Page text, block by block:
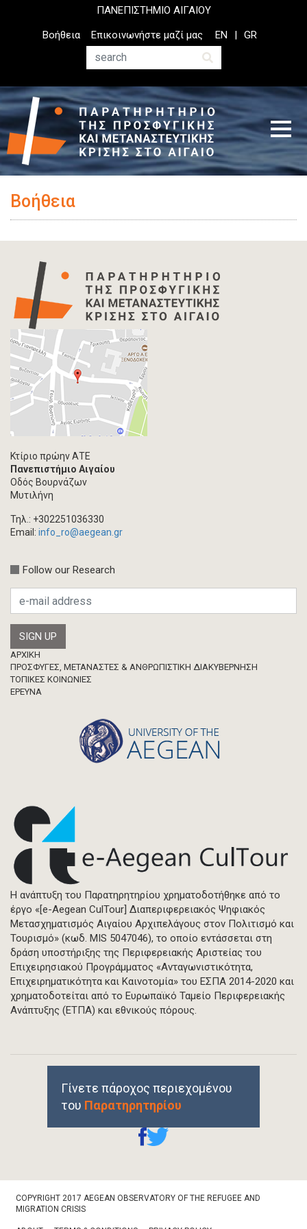
ΠΑΝΕΠΙΣΤΗΜΙΟ ΑΙΓΑΙΟΥ
Top
Header
Βοήθεια
Επικοινωνήστε μαζί μας
Αναζήτηση
EN GR
Βοήθεια
Κτίριο πρώην ΑΤΕ
Πανεπιστήμιο Αιγαίου
Οδός Βουρνάζων
Μυτιλήνη
Τηλ.: +302251036330
Email: info_ro@aegean.gr
Follow our Research
Footer
ΑΡΧΙΚΗ
ΠΡΟΣΦΥΓΕΣ, ΜΕΤΑΝΑΣΤΕΣ & ΑΝΘΡΩΠΙΣΤΙΚΗ ΔΙΑΚΥΒΕΡΝΗΣΗ
ΤΟΠΙΚΕΣ ΚΟΙΝΩΝΙΕΣ
ΈΡΕΥΝΑ
Η ανάπτυξη του Παρατηρητηρίου χρηματοδοτήθηκε από το
έργο «[e-Aegean CulTour] Διαπεριφερειακός Ψηφιακός
Μετασχηματισμός Αιγαίου Αρχιπελάγους στον Πολιτισμό και
Τουρισμό» (κωδ. MIS 5047046), το οποίο εντάσσεται στη
δράση υποστήριξης της Περιφερειακής Αριστείας του
Επιχειρησιακού Προγράμματος «Ανταγωνιστικότητα,
Επιχειρηματικότητα και Καινοτομία» του ΕΣΠΑ 2014-2020 και
χρηματοδοτείται από το Ευρωπαϊκό Ταμείο Περιφερειακής
Ανάπτυξης (ΕΤΠΑ) και εθνικούς πόρους.
Γίνετε πάροχος περιεχομένου
του Παρατηρητηρίου
Footer
Bottom
COPYRIGHT 2017 AEGEAN OBSERVATORY OF THE REFUGEE AND
MIGRATION CRISIS